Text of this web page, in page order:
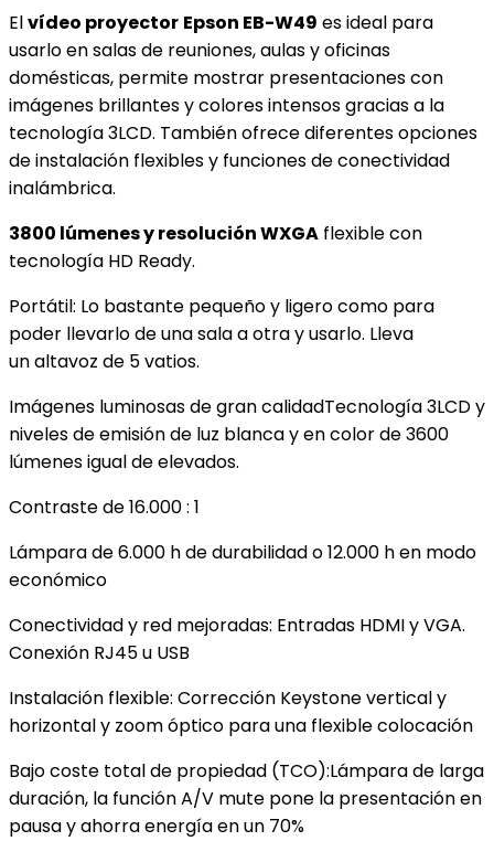
Elvídeo proyector Epson EB-W49 es ideal para
usarlo en salas de reuniones, aulas y oficinas
domésticas, permite mostrar presentaciones con
imágenes brillantes y colores intensos gracias a la
tecnología 3LCD. También ofrece diferentes opciones
de instalación flexibles y funciones de conectividad
inalámbrica.
3800 lúmenes y resolución WXGA flexible con
tecnología HD Ready.
Portátil: Lo bastante pequeño y ligero como para
poder llevarlo de una sala a otra y usarlo. Lleva
un altavoz de 5 vatios.
Imágenes luminosas de gran calidadTecnología 3LCD y
niveles de emisión de luz blanca y en color de 3600
lúmenes igual de elevados.
Contraste de 16.000 : 1
Lámpara de 6.000 h de durabilidad o 12.000 h en modo
económico
Conectividad y red mejoradas: Entradas HDMI y VGA.
Conexión RJ45 u USB
Instalación flexible: Corrección Keystone vertical y
horizontal y zoom óptico para una flexible colocación
Bajo coste total de propiedad (TCO):Lámpara de larga
duración, la función A/V mute pone la presentación en
pausa y ahorra energía en un 70%